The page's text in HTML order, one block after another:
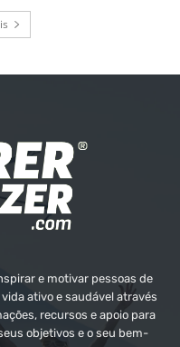
e motivar pessoas de
ativo e saudável através
recursos e apoio para
objetivos e o seu bem-